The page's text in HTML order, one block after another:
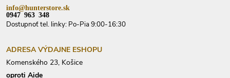
info@hunterstore.sk
0947 963 348
Dostupnoť tel. linky: Po-Pia 9:00-16:30
ADRESA VÝDAJNE ESHOPU
Komenského 23, Košice
oproti Aide